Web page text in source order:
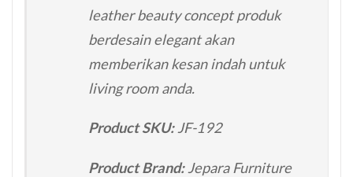
leather beauty concept produk
berdesain elegant akan
memberikan kesan indah untuk
living room anda.
Product SKU:JF-192
Product Brand:Jepara Furniture